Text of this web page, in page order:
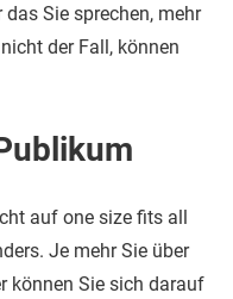
Sie sprechen, mehr
der Fall, können
auf one size fits all
Je mehr Sie über
können Sie sich darauf